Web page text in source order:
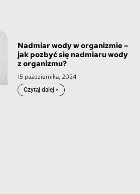
Nadmiar wody w organizmie –
jak pozbyć się nadmiaru wody
z organizmu?
15 października, 2024
Czytaj dalej »